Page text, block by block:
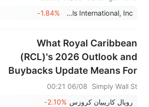
Choice Hotels International, Inc.
-1.84%
What Royal Caribbean
(RCL)'s 2026 Outlook and
Buybacks Update Means For
Shareholders
Simply Wall St
06/08 00:21
رويال كاريبيان كروزس -2.10%